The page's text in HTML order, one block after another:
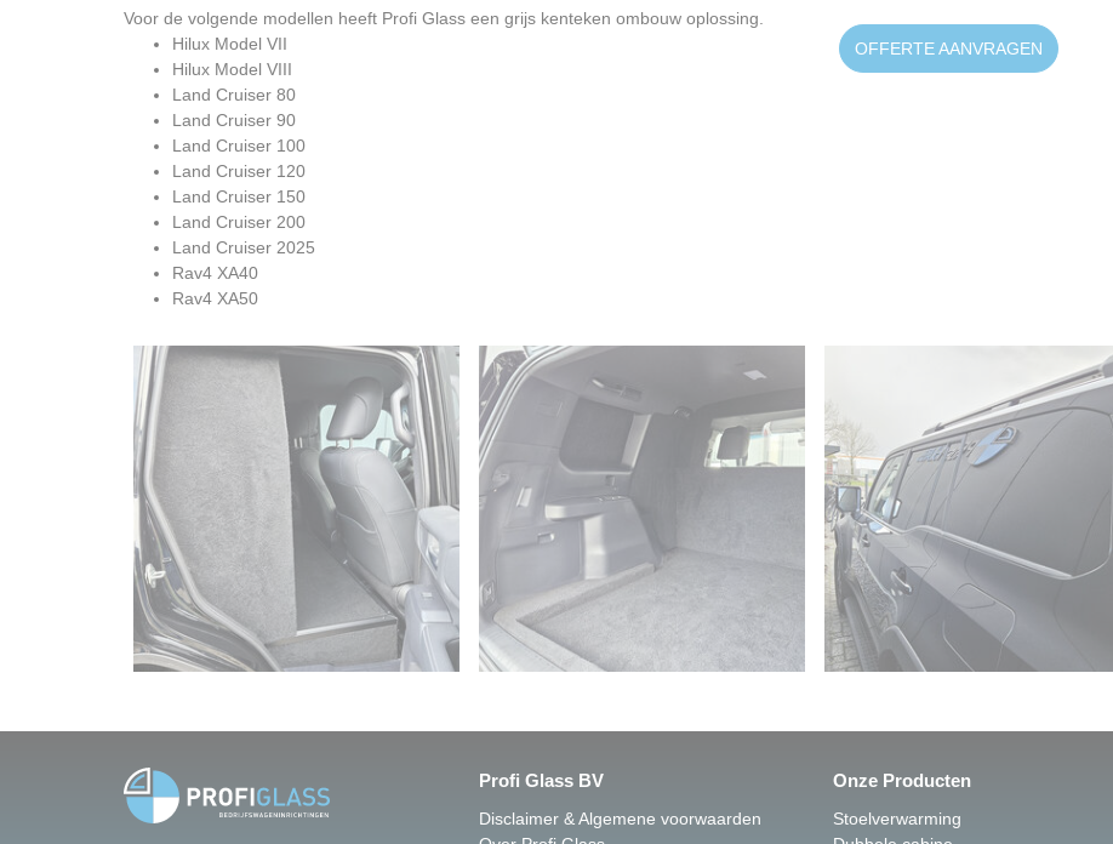
Voor de volgende modellen heeft Profi Glass een grijs kenteken ombouw oplossing.
Hilux Model VII
Hilux Model VIII
Land Cruiser 80
Land Cruiser 90
Land Cruiser 100
Land Cruiser 120
Land Cruiser 150
Land Cruiser 200
Land Cruiser 2025
Rav4 XA40
Rav4 XA50
OFFERTE AANVRAGEN
Profi Glass BV
Disclaimer & Algemene voorwaarden
Onze Producten
Stoelverwarming